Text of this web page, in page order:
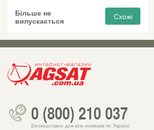
Більше не
випускається
Схожі
0 (800) 210 037
Безкоштовно для всіх номерів по Україні